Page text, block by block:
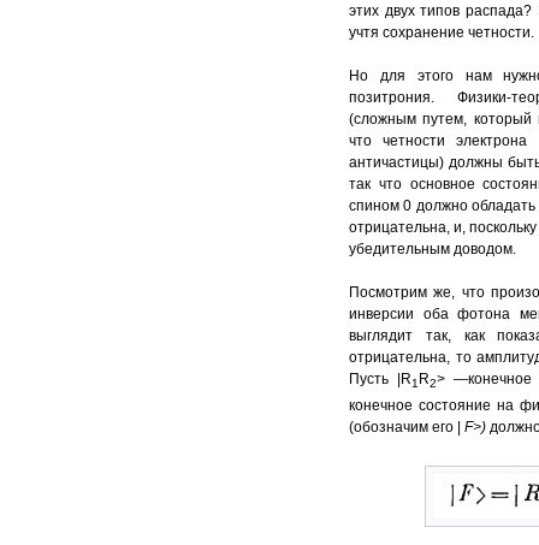
этих двух типов
учтя сохранение четности.
Но для этого нам
позитрония. Физики-
(сложным путем, который
что четности
античастицы) должны
так что основное
спином 0 должно
отрицательна, и,
убедительным доводом.
Посмотрим же, что
инверсии оба фотона
выглядит так, как
отрицательна, то
Пусть |R1 R2> —конечное
конечное состояние на
(обозначим его | F>)